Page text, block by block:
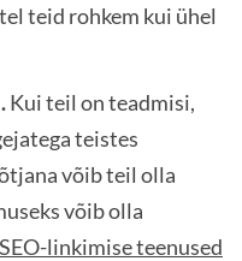
teid rohkem kui ühel
Kui teil on teadmisi,
teistes
võib teil olla
võib olla
SEO-linkimise teenused